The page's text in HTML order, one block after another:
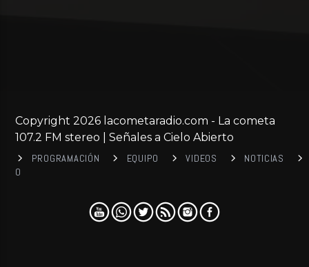
Copyright 2026 lacometaradio.com - La cometa
107.2 FM stereo | Señales a Cielo Abierto
PROGRAMACIÓN EQUIPO VIDEOS
NOTICIAS
0